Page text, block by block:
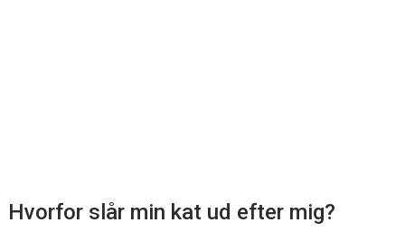
Hvorfor slår min kat ud efter mig?